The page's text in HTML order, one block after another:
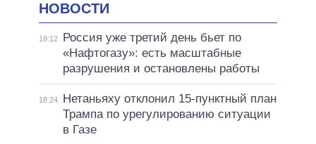
НОВОСТИ
19:12
Россия уже третий день бьет по
«Нафтогазу»: есть масштабные
разрушения и остановлены работы
18:24
Нетаньяху отклонил 15-пунктный план
Трампа по урегулированию ситуации
в Газе